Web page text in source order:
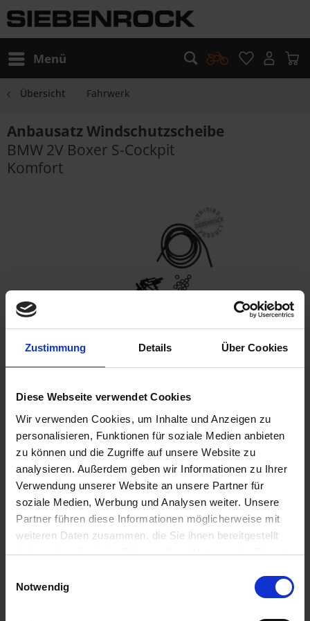
Zustimmung Details Über Cookies
Diese Webseite verwendet Cookies
Wir verwenden Cookies, um Inhalte und Anzeigen zu
personalisieren, Funktionen für soziale Medien anbieten
zu können und die Zugriffe auf unsere Website zu
analysieren. Außerdem geben wir Informationen zu Ihrer
Verwendung unserer Website an unsere Partner für
soziale Medien, Werbung und Analysen weiter. Unsere
Partner führen diese Informationen möglicherweise mit
weiteren Daten zusammen, die Sie ihnen bereitgestellt
haben oder die sie im Rahmen Ihrer Nutzung der Dienste
Cookies, wenn Sie unsere Webseite weiterhin nutzen.
Notwendig
Menü
Übersicht Fahrwerk
Anbausatz Windschutzscheibe
BMW 2V Boxer S-Cockpit
Komfort
13,10 €
Sofort versandfertig, Lieferzeit ca. 2-4 Werktage innerhalb
Deutschlands
In denWarenkorb
Merken Bewerten
4663903
4663900 oder 4663900S. Der Satz betseht...